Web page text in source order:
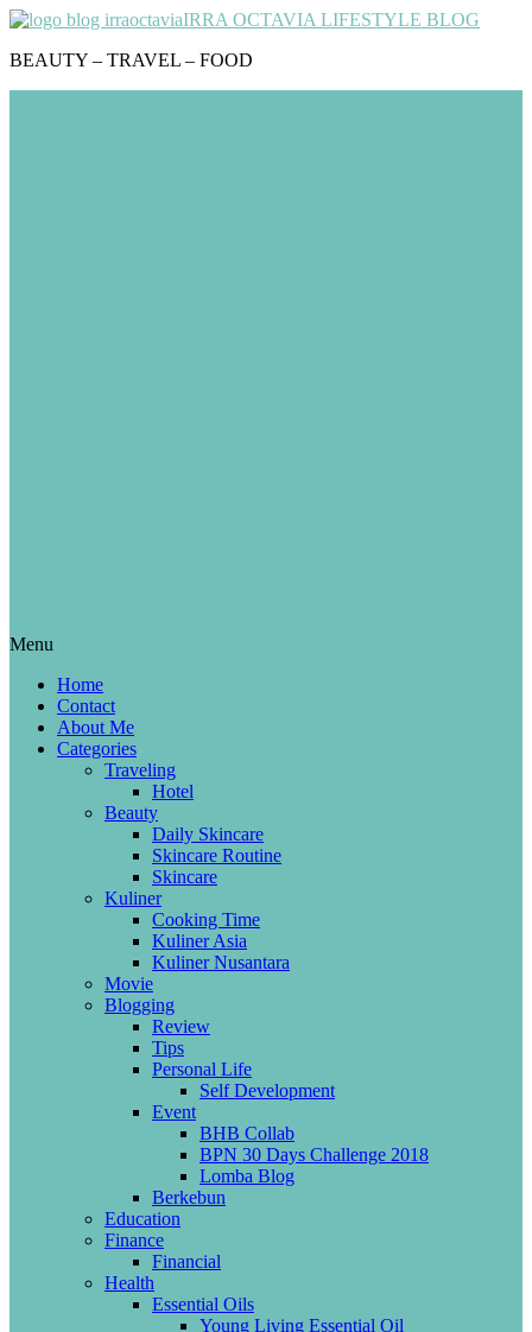
IRRA OCTAVIA LIFESTYLE BLOG
BEAUTY – TRAVEL – FOOD
Menu
Home
Contact
About Me
Categories
Traveling
Hotel
Beauty
Daily Skincare
Skincare Routine
Skincare
Kuliner
Cooking Time
Kuliner Asia
Kuliner Nusantara
Movie
Blogging
Review
Tips
Personal Life
Self Development
Event
BHB Collab
BPN 30 Days Challenge 2018
Lomba Blog
Berkebun
Education
Finance
Financial
Health
Essential Oils
Young Living Essential Oil